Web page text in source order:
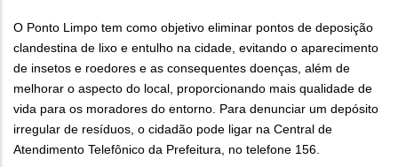
O Ponto Limpo tem como objetivo eliminar pontos de deposição
clandestina de lixo e entulho na cidade, evitando o aparecimento
de insetos e roedores e as consequentes doenças, além de
melhorar o aspecto do local, proporcionando mais qualidade de
vida para os moradores do entorno. Para denunciar um depósito
irregular de resíduos, o cidadão pode ligar na Central de
Atendimento Telefônico da Prefeitura, no telefone 156.